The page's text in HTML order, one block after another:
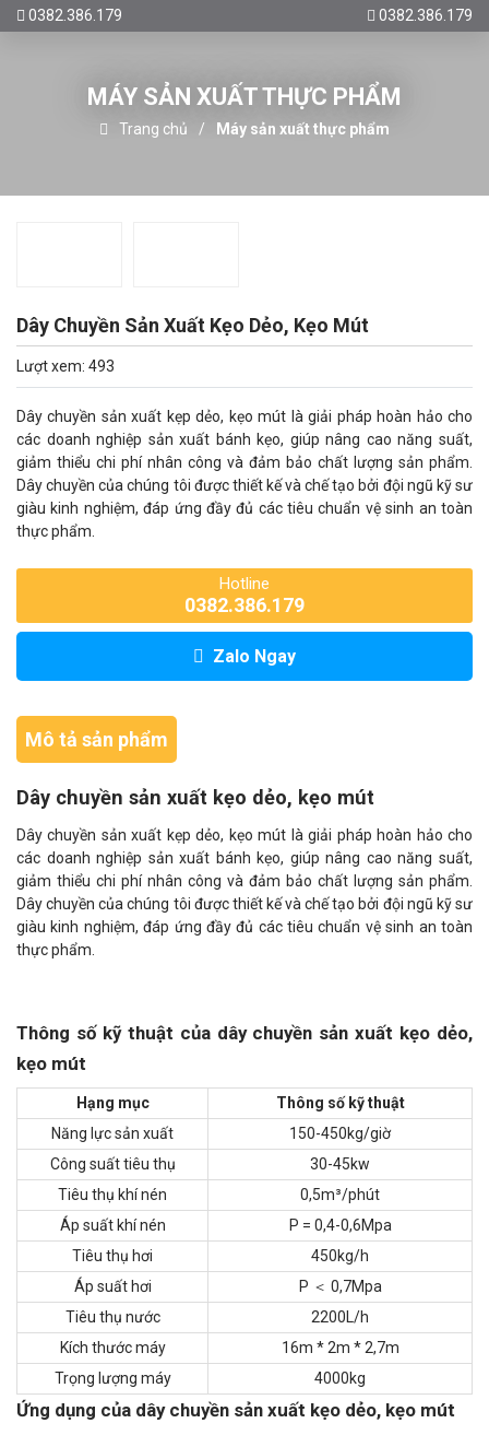
0382.386.179 0382.386.179
MÁY SẢN XUẤT THỰC PHẨM
Trang chủ Máy sản xuất thực phẩm
Dây Chuyền Sản Xuất Kẹo Dẻo, Kẹo Mút
Lượt xem: 493
Dây chuyền sản xuất kẹp dẻo, kẹo mút là giải pháp hoàn hảo cho
các doanh nghiệp sản xuất bánh kẹo, giúp nâng cao năng suất,
giảm thiểu chi phí nhân công và đảm bảo chất lượng sản phẩm.
Dây chuyền của chúng tôi được thiết kế và chế tạo bởi đội ngũ kỹ sư
giàu kinh nghiệm, đáp ứng đầy đủ các tiêu chuẩn vệ sinh an toàn
thực phẩm.
Hotline
0382.386.179
Zalo Ngay
Mô tả sản phẩm
Dây chuyền sản xuất kẹo dẻo, kẹo mút
Dây chuyền sản xuất kẹp dẻo, kẹo mút là giải pháp hoàn hảo cho
các doanh nghiệp sản xuất bánh kẹo, giúp nâng cao năng suất,
giảm thiểu chi phí nhân công và đảm bảo chất lượng sản phẩm.
Dây chuyền của chúng tôi được thiết kế và chế tạo bởi đội ngũ kỹ sư
giàu kinh nghiệm, đáp ứng đầy đủ các tiêu chuẩn vệ sinh an toàn
thực phẩm.
Thông số kỹ thuật của dây chuyền sản xuất kẹo dẻo,
kẹo mút
Hạng mục
Thông số kỹ thuật
Năng lực sản xuất
150-450kg/giờ
Công suất tiêu thụ
30-45kw
Tiêu thụ khí nén
0,5m³/phút
Áp suất khí nén
P = 0,4-0,6Mpa
Tiêu thụ hơi
450kg/h
Áp suất hơi
P ＜ 0,7Mpa
Tiêu thụ nước
2200L/h
Kích thước máy
16m * 2m * 2,7m
Trọng lượng máy
4000kg
Ứng dụng của dây chuyền sản xuất kẹo dẻo, kẹo mút